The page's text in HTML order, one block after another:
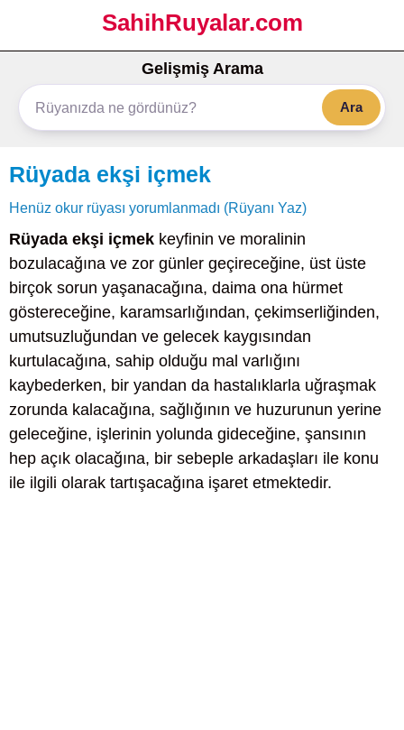
SahihRuyalar.com
Gelişmiş Arama
Ara
Rüyada ekşi içmek
Henüz okur rüyası yorumlanmadı (Rüyanı Yaz)
Rüyada ekşi içmek keyfinin ve moralinin
bozulacağına ve zor günler geçireceğine, üst üste
birçok sorun yaşanacağına, daima ona hürmet
göstereceğine, karamsarlığından, çekimserliğinden,
umutsuzluğundan ve gelecek kaygısından
kurtulacağına, sahip olduğu mal varlığını
kaybederken, bir yandan da hastalıklarla uğraşmak
zorunda kalacağına, sağlığının ve huzurunun yerine
geleceğine, işlerinin yolunda gideceğine, şansının
hep açık olacağına, bir sebeple arkadaşları ile konu
ile ilgili olarak tartışacağına işaret etmektedir.